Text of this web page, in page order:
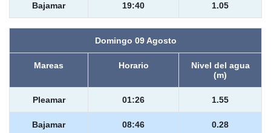
Bajamar 19:40 1.05
Domingo 09 Agosto
Mareas Horario
Nivel del agua
(m)
Pleamar 01:26 1.55
Bajamar 08:46 0.28